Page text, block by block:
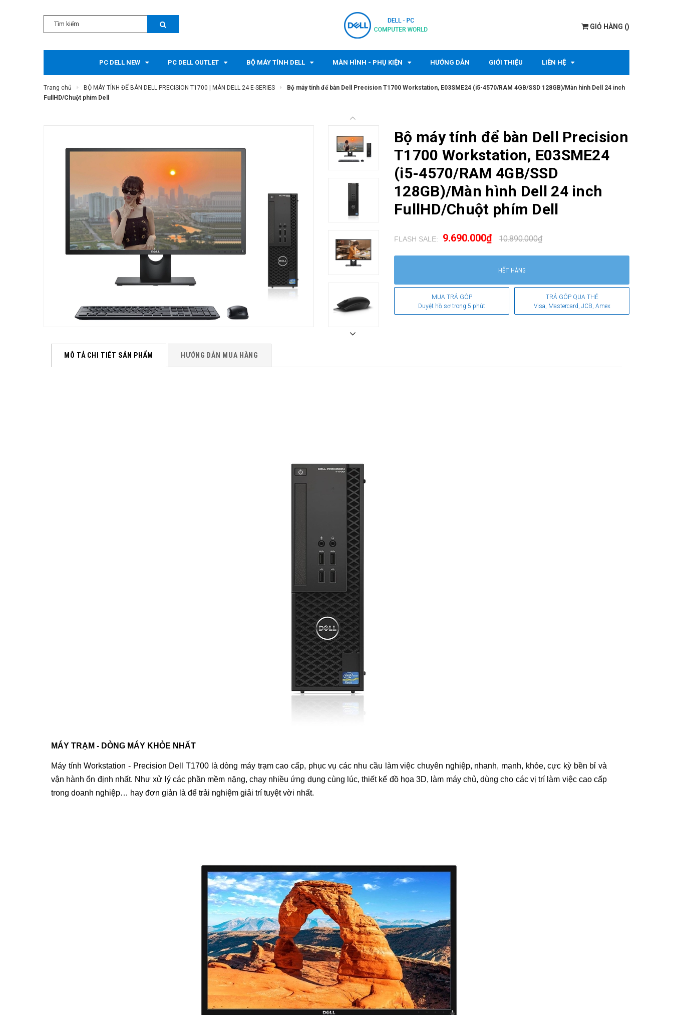
GIỎ HÀNG ()
PC DELL NEW PC DELL OUTLET BỘ MÁY TÍNH DELL MÀN HÌNH - PHỤ KIỆN HƯỚNG DẪN GIỚI THIỆU LIÊN HỆ
Trang chủ BỘ MÁY TÍNH ĐỂ BÀN DELL PRECISION T1700 | MÀN DELL 24 E-SERIES
Bộ máy tính để bàn Dell Precision T1700 Workstation, E03SME24 (i5-4570/RAM 4GB/SSD 128GB)/Màn hình Dell 24 inch
FullHD/Chuột phím Dell
Bộ máy tính để bàn Dell Precision
T1700 Workstation, E03SME24
(i5-4570/RAM 4GB/SSD
128GB)/Màn hình Dell 24 inch
FullHD/Chuột phím Dell
FLASH SALE: 9.690.000₫ 10.890.000₫
HẾT HÀNG
MUA TRẢ GÓP
Duyệt hồ sơ trong 5 phút
TRẢ GÓP QUA THẺ
Visa, Mastercard, JCB, Amex
MÔ TẢ CHI TIẾT SẢN PHẨM HƯỚNG DẪN MUA HÀNG
MÁY TRẠM - DÒNG MÁY KHỎE NHẤT
Máy tính Workstation - Precision Dell T1700là dòng máy trạm cao cấp, phục vụ các nhu cầu làm việc chuyên nghiệp, nhanh, mạnh, khỏe, cực kỳ bền bỉ và
vận hành ổn định nhất. Như xử lý các phần mềm nặng, chạy nhiều ứng dụng cùng lúc, thiết kế đồ họa 3D, làm máy chủ, dùng cho các vị trí làm việc cao cấp
trong doanh nghiệp… hay đơn giản là để trải nghiệm giải trí tuyệt vời nhất.